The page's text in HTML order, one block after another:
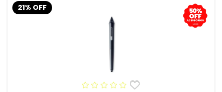
21% OFF